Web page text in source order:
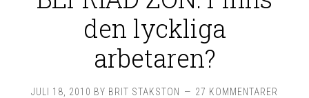
den lyckliga
arbetaren?
JULI 18, 2010 BY BRIT STAKSTON 27 KOMMENTARER